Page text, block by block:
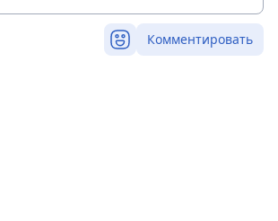
Комментировать